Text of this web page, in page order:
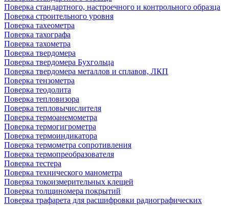
Поверка стандартного, настроечного и контрольного образца
Поверка строительного уровня
Поверка тахеометра
Поверка тахографа
Поверка тахометра
Поверка твердомера
Поверка твердомера Бухгольца
Поверка твердомера металлов и сплавов, ЛКП
Поверка тензометра
Поверка теодолита
Поверка тепловизора
Поверка тепловычислителя
Поверка термоанемометра
Поверка термогигрометра
Поверка термоиндикатора
Поверка термометра сопротивления
Поверка термопреобразователя
Поверка тестера
Поверка технического манометра
Поверка токоизмерительных клещей
Поверка толщиномера покрытий
Поверка трафарета для расшифровки радиографических